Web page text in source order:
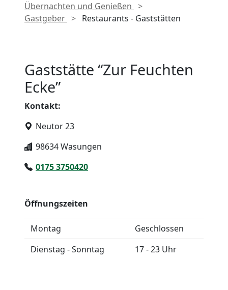
Übernachten und Genießen
Gastgeber
Restaurants - Gaststätten
Gaststätte “Zur Feuchten
Ecke”
Kontakt:
Neutor 23
98634 Wasungen
0175 3750420
Öffnungszeiten
Montag
Geschlossen
Dienstag - Sonntag
17 - 23 Uhr